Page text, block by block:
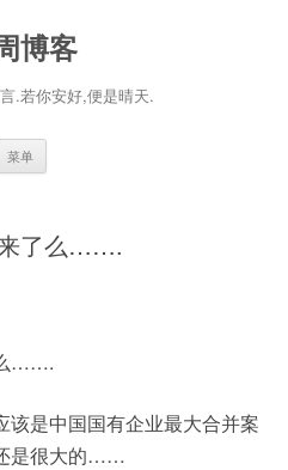
博客
.若你安好,便是晴天.
菜单
来了么…….
…….
该是中国国有企业最大合并案
是很大的……